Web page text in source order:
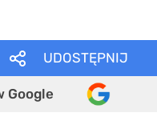
UDOSTĘPNIJ
Google